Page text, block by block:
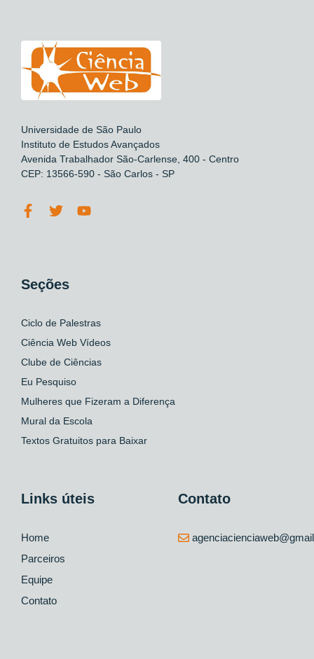
Universidade de São Paulo
Instituto de Estudos Avançados
Avenida Trabalhador São-Carlense, 400 - Centro
CEP: 13566-590 - São Carlos - SP
Seções
Ciclo de Palestras
Ciência Web Vídeos
Clube de Ciências
Eu Pesquiso
Mulheres que Fizeram a Diferença
Mural da Escola
Textos Gratuitos para Baixar
Links úteis
Home
Parceiros
Equipe
Contato
Contato